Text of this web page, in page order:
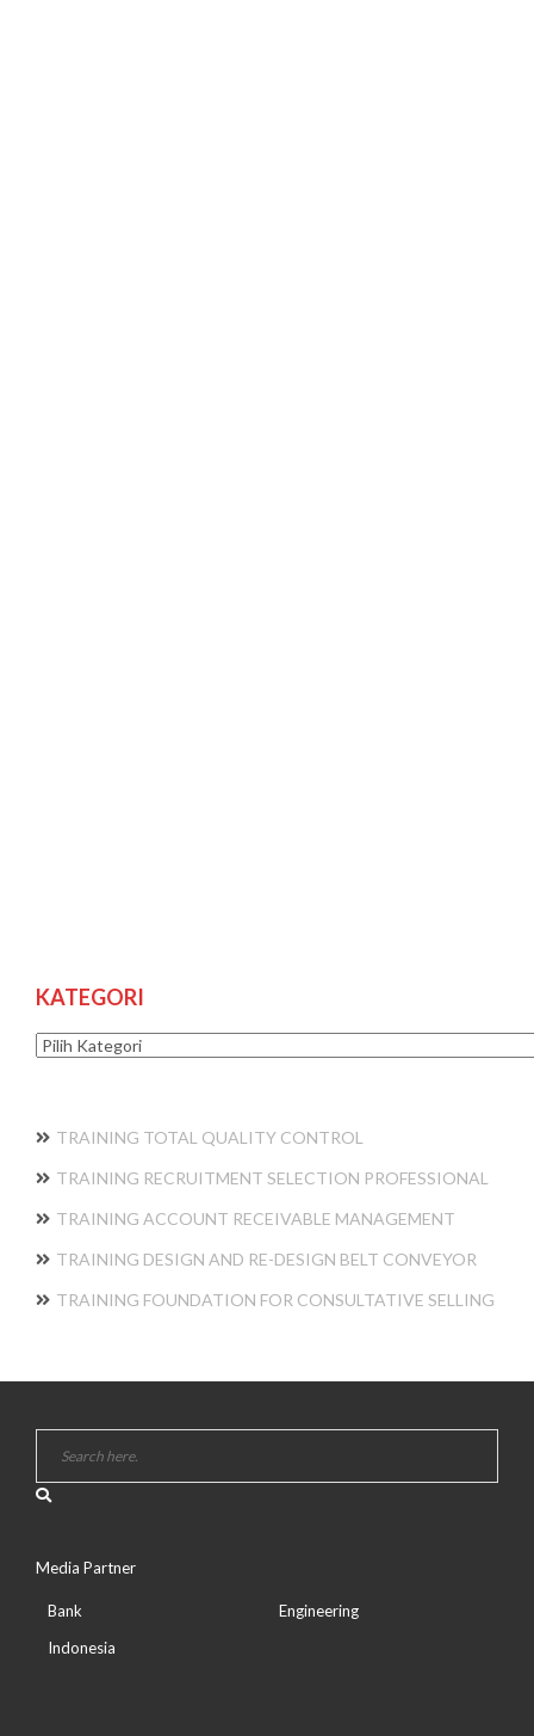
KATEGORI
Kategori
TRAINING TOTAL QUALITY CONTROL
TRAINING RECRUITMENT SELECTION PROFESSIONAL
TRAINING ACCOUNT RECEIVABLE MANAGEMENT
TRAINING DESIGN AND RE-DESIGN BELT CONVEYOR
TRAINING FOUNDATION FOR CONSULTATIVE SELLING
Media Partner
Bank
Indonesia
Engineering